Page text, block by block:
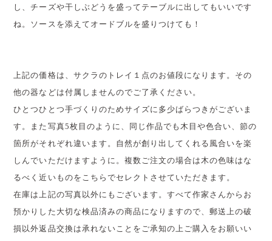
し、チーズや干しぶどうを盛ってテーブルに出してもいいです
ね。ソースを添えてオードブルを盛りつけても！
上記の価格は、サクラのトレイ１点のお値段になります。その
他の器などは付属しませんのでご了承ください。
ひとつひとつ手づくりのためサイズに多少ばらつきがございま
す。また写真5枚目のように、同じ作品でも木目や色合い、節の
箇所がそれぞれ違います。自然が創り出してくれる風合いを楽
しんでいただけますように。複数ご注文の場合は木の色味はな
るべく近いものをこちらでセレクトさせていただきます。
在庫は上記の写真以外にもございます。すべて作家さんからお
預かりした大切な検品済みの商品になりますので、郵送上の破
損以外返品交換は承れないことをご承知の上ご購入をお願いい